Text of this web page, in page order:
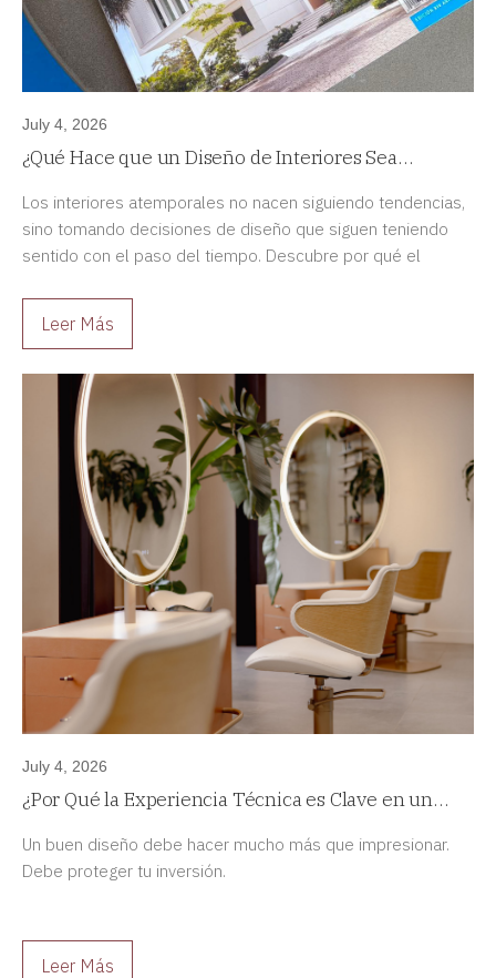
July 4, 2026
¿Qué Hace que un Diseño de Interiores Sea
Los interiores atemporales no nacen siguiendo tendencias,
sino tomando decisiones de diseño que siguen teniendo
sentido con el paso del tiempo. Descubre por qué el
Leer Más
July 4, 2026
¿Por Qué la Experiencia Técnica es Clave en un
Un buen diseño debe hacer mucho más que impresionar.
Debe proteger tu inversión.
Leer Más